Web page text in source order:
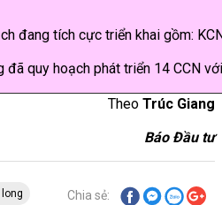
đang tích cực triển khai gồm:
đã quy hoạch phát triển 14 CCN
Theo Trúc Giang
Báo Đầu tư
Chia sẻ: